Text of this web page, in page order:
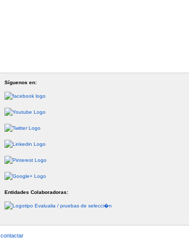
Síguenos en:
Entidades Colaboradoras:
contactar